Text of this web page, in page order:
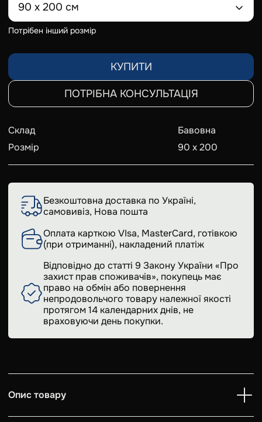
90 х 200 см
Потрібен інший розмір
КУПИТИ
ПОТРІБНА КОНСУЛЬТАЦІЯ
Склад
Бавовна
Розмір
90 х 200
Безкоштовна доставка по Україні,
самовивіз, Нова пошта
Оплата карткою VIsa, MasterCard, готівкою
(при отриманні), накладений платіж
Відповідно до статті 9 Закону України «Про
захист прав споживачів», покупець має
право на обмін або повернення
непродовольчого товару належної якості
протягом 14 календарних днів, не
враховуючи день покупки.
Опис товару